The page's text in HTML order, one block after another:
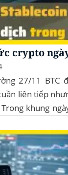
crypto
27/11 BTC
liên tiếp
khung
rút khỏi các